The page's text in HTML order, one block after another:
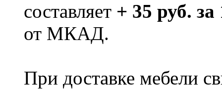
составляет + 35 руб.
от МКАД.
При доставке мебели